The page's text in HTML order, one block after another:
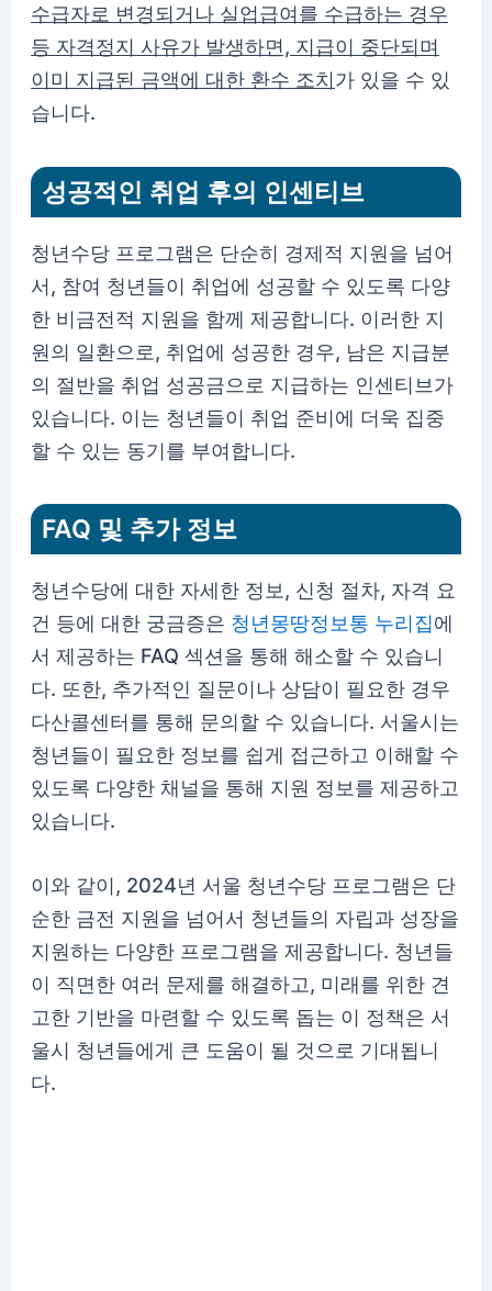
수급자로 변경되거나 실업급여를 수급하는 경우
등 자격정지 사유가 발생하면, 지급이 중단되며
이미 지급된 금액에 대한 환수 조치가 있을 수 있
습니다.
성공적인 취업 후의 인센티브
청년수당 프로그램은 단순히 경제적 지원을 넘어
서, 참여 청년들이 취업에 성공할 수 있도록 다양
한 비금전적 지원을 함께 제공합니다. 이러한 지
원의 일환으로, 취업에 성공한 경우, 남은 지급분
의 절반을 취업 성공금으로 지급하는 인센티브가
있습니다. 이는 청년들이 취업 준비에 더욱 집중
할 수 있는 동기를 부여합니다.
FAQ 및 추가 정보
청년수당에 대한 자세한 정보, 신청 절차, 자격 요
건 등에 대한 궁금증은 청년몽땅정보통 누리집에
서 제공하는 FAQ 섹션을 통해 해소할 수 있습니
다. 또한, 추가적인 질문이나 상담이 필요한 경우
다산콜센터를 통해 문의할 수 있습니다. 서울시는
청년들이 필요한 정보를 쉽게 접근하고 이해할 수
있도록 다양한 채널을 통해 지원 정보를 제공하고
있습니다.
이와 같이, 2024년 서울 청년수당 프로그램은 단
순한 금전 지원을 넘어서 청년들의 자립과 성장을
지원하는 다양한 프로그램을 제공합니다. 청년들
이 직면한 여러 문제를 해결하고, 미래를 위한 견
고한 기반을 마련할 수 있도록 돕는 이 정책은 서
울시 청년들에게 큰 도움이 될 것으로 기대됩니
다.